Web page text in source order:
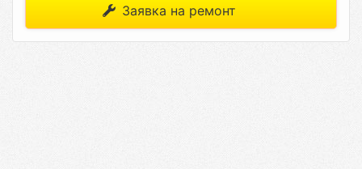
Заявка на ремонт